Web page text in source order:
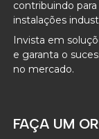
contribuindo
instalações
Invista em
e garanta o
no mercado.
FAÇA UM